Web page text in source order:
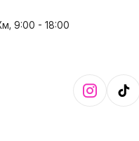
9:00 - 18:00